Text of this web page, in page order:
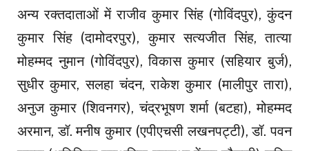
अन्य रक्तदाताओं में राजीव कुमार सिंह (गोविंदपुर), कुंदन
कुमार सिंह (दामोदरपुर), कुमार सत्यजीत सिंह, तात्या
मोहम्मद नुमान (गोविंदपुर), विकास कुमार (सहियार बुर्ज),
सुधीर कुमार, सलहा चंदन, राकेश कुमार (मालीपुर तारा),
अनुज कुमार (शिवनगर), चंद्रभूषण शर्मा (बटहा), मोहम्मद
अरमान, डॉ. मनीष कुमार (एपीएचसी लखनपट्टी), डॉ. पवन